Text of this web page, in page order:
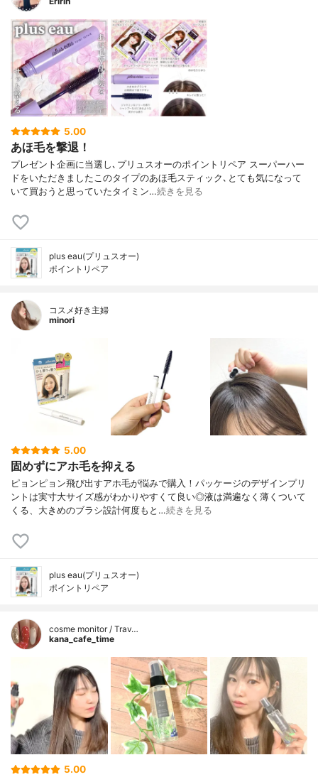
5.00
あほ毛を撃退！
プレゼント企画に当選し､プリュスオーのポイントリペア スーパーハー
ドをいただきましたこのタイプのあほ毛スティック､とても気になって
いて買おうと思っていたタイミン…続きを見る
plus eau(プリュスオー)
ポイントリペア
コスメ好き主婦
minori
5.00
固めずにアホ毛を抑える
ピョンピョン飛び出すアホ毛が悩みで購入！パッケージのデザインプリ
ントは実寸大サイズ感がわかりやすくて良い◎液は満遍なく薄くついて
くる、大きめのブラシ設計何度もと…続きを見る
plus eau(プリュスオー)
ポイントリペア
cosme monitor / Trav…
kana_cafe_time
5.00